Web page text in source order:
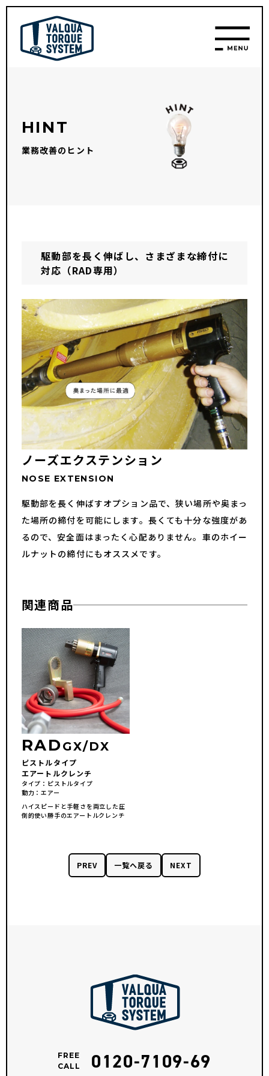
HINT
業務改善のヒント
駆動部を長く伸ばし、さまざまな締付に
対応（RAD専用）
ノーズエクステンション
NOSE EXTENSION
駆動部を長く伸ばすオプション品で、狭い場所や奥まっ
た場所の締付を可能にします。長くても十分な強度があ
るので、安全面はまったく心配ありません。車のホイー
ルナットの締付にもオススメです。
関連商品
RAD GX/DX
ピストルタイプ
エアートルクレンチ
タイプ
ピストルタイプ
動力
エアー
ハイスピードと手軽さを両立した圧
倒的使い勝手のエアートルクレンチ
PREV 一覧へ戻る NEXT
FREE
CALL
0120-7109-69